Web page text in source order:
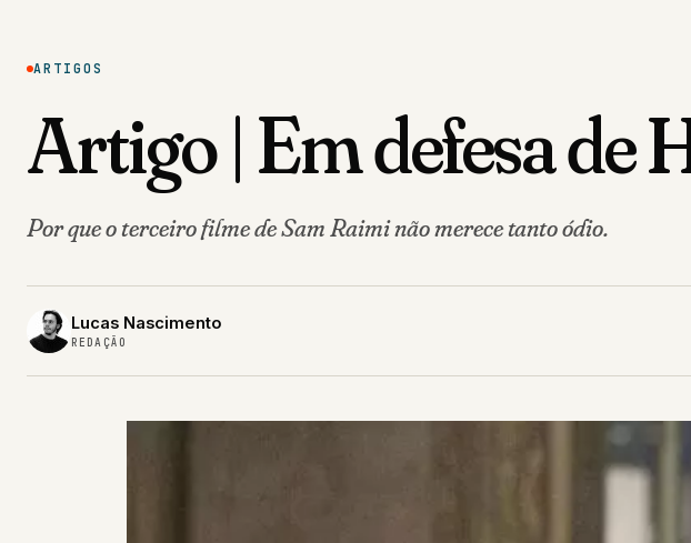
ARTIGOS
Artigo | Em defesa de
Por que o terceiro filme de Sam Raimi não merece tanto ódio.
Lucas Nascimento
REDAÇÃO